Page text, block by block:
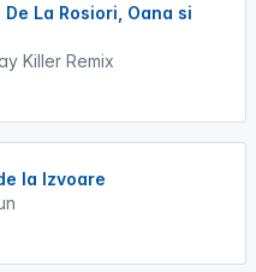
La Rosiori, Oana si
Killer Remix
la Izvoare